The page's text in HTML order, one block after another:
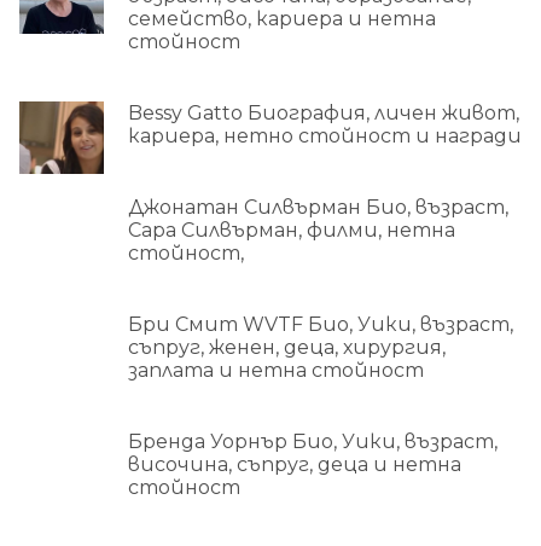
семейство, кариера и нетна
стойност
Bessy Gatto Биография, личен живот,
кариера, нетно стойност и награди
Джонатан Силвърман Био, възраст,
Сара Силвърман, филми, нетна
стойност,
Бри Смит WVTF Био, Уики, възраст,
съпруг, женен, деца, хирургия,
заплата и нетна стойност
Бренда Уорнър Био, Уики, възраст,
височина, съпруг, деца и нетна
стойност